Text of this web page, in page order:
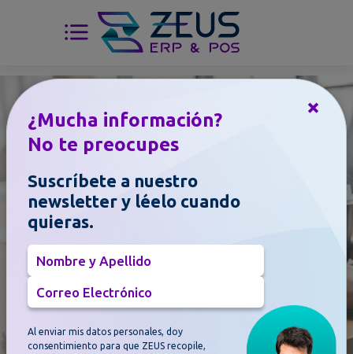
Blog
noticias y novedades
sobre el mundo
ERP & POS
¿Mucha información?
No te preocupes
×
Suscríbete a nuestro
newsletter y léelo cuando
quieras.
Nombre y Apellido
Correo Electrónico
Al enviar mis datos personales, doy
consentimiento para que ZEUS recopile,